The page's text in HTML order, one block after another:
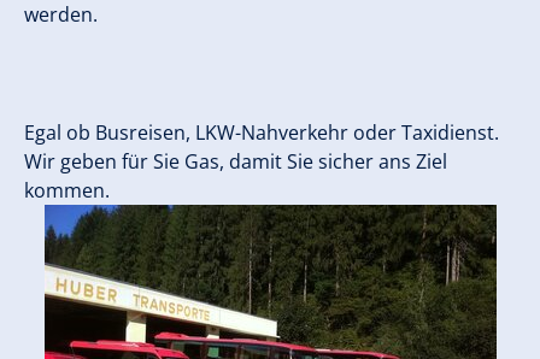
werden.
Egal ob Busreisen, LKW-Nahverkehr oder Taxidienst.
Wir geben für Sie Gas, damit Sie sicher ans Ziel
kommen.